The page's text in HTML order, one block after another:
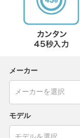
メーカー
モデル